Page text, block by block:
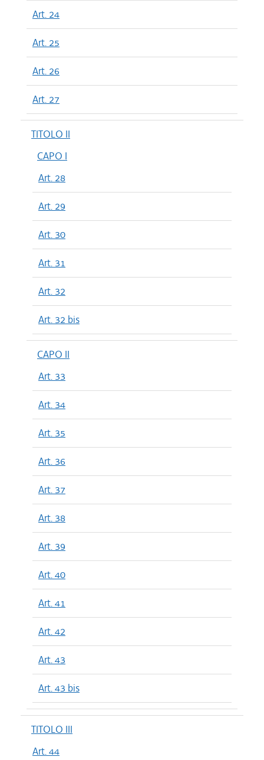
Art. 24
Art. 25
Art. 26
Art. 27
TITOLO II
CAPO I
Art. 28
Art. 29
Art. 30
Art. 31
Art. 32
Art. 32 bis
CAPO II
Art. 33
Art. 34
Art. 35
Art. 36
Art. 37
Art. 38
Art. 39
Art. 40
Art. 41
Art. 42
Art. 43
Art. 43 bis
TITOLO III
Art. 44